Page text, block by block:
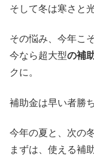
そして冬は寒さと
その悩み、今年こ
今なら超大型の補
クに。
補助金は早い者勝ち
今年の夏と、次の
まずは、使える補